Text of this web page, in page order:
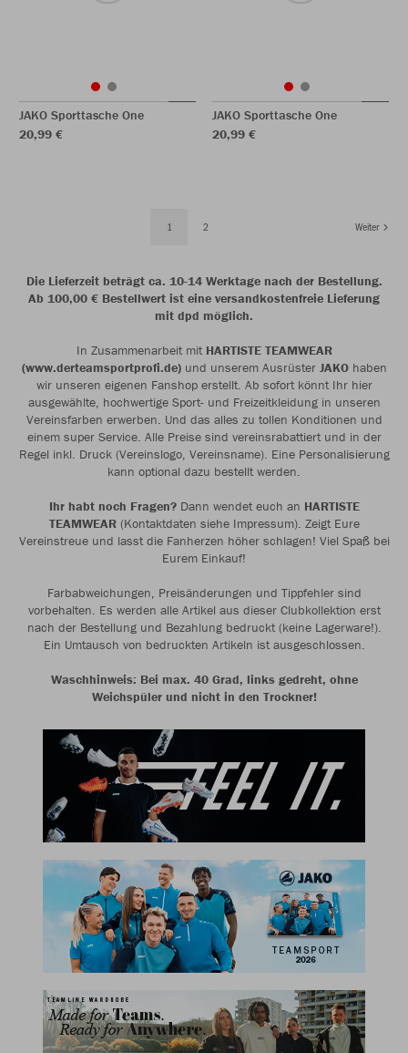
JAKO Sporttasche One
20,99 €
JAKO Sporttasche One
20,99 €
1 2 Weiter
Die Lieferzeit beträgt ca. 10-14 Werktage nach der Bestellung.
Ab 100,00 € Bestellwert ist eine versandkostenfreie Lieferung
mit dpd möglich.
In Zusammenarbeit mit HARTISTE TEAMWEAR
(www.derteamsportprofi.de)und unserem Ausrüster JAKOhaben
wir unseren eigenen Fanshop erstellt. Ab sofort könnt Ihr hier
ausgewählte, hochwertige Sport- und Freizeitkleidung in unseren
Vereinsfarben erwerben. Und das alles zu tollen Konditionen und
einem super Service. Alle Preise sind vereinsrabattiert und in der
Regel inkl. Druck (Vereinslogo, Vereinsname). Eine Personalisierung
kann optional dazu bestellt werden.
Ihr habt noch Fragen? Dann wendet euch an HARTISTE
TEAMWEAR(Kontaktdaten siehe Impressum). Zeigt Eure
Vereinstreue und lasst die Fanherzen höher schlagen! Viel Spaß bei
Eurem Einkauf!
Farbabweichungen, Preisänderungen und Tippfehler sind
vorbehalten. Es werden alle Artikel aus dieser Clubkollektion erst
nach der Bestellung und Bezahlung bedruckt (keine Lagerware!).
Ein Umtausch von bedruckten Artikeln ist ausgeschlossen.
Waschhinweis: Bei max. 40 Grad, links gedreht, ohne
Weichspüler und nicht in den Trockner!